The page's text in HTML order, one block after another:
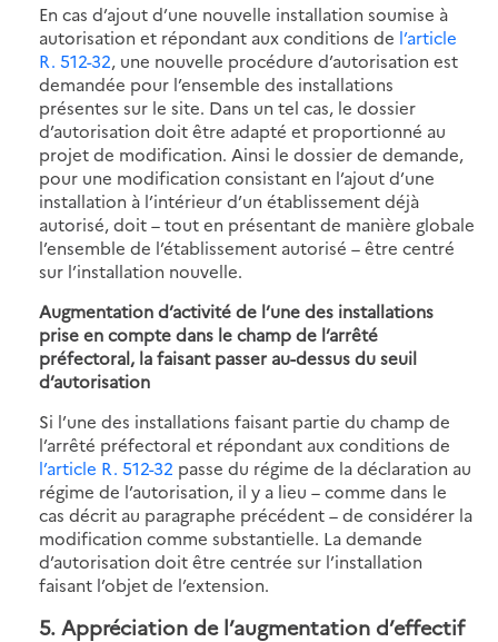
En cas d’ajout d’une nouvelle installation soumise à
autorisation et répondant aux conditions de l’article
R. 512-32, une nouvelle procédure d’autorisation est
demandée pour l’ensemble des installations
présentes sur le site. Dans un tel cas, le dossier
d’autorisation doit être adapté et proportionné au
projet de modification. Ainsi le dossier de demande,
pour une modification consistant en l’ajout d’une
installation à l’intérieur d’un établissement déjà
autorisé, doit – tout en présentant de manière globale
l’ensemble de l’établissement autorisé – être centré
sur l’installation nouvelle.
Augmentation d’activité de l’une des installations
prise en compte dans le champ de l’arrêté
préfectoral, la faisant passer au-dessus du seuil
d’autorisation
Si l’une des installations faisant partie du champ de
l’arrêté préfectoral et répondant aux conditions de
l’article R. 512-32 passe du régime de la déclaration au
régime de l’autorisation, il y a lieu – comme dans le
cas décrit au paragraphe précédent – de considérer la
modification comme substantielle. La demande
d’autorisation doit être centrée sur l’installation
faisant l’objet de l’extension.
5. Appréciation de l’augmentation d’effectif